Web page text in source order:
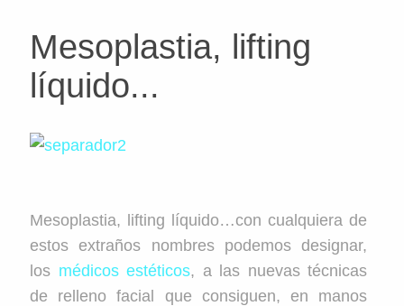
Mesoplastia, lifting
líquido...
Mesoplastia, lifting líquido…con cualquiera de
estos extraños nombres podemos designar,
los médicos estéticos, a las nuevas técnicas
de relleno facial que consiguen, en manos